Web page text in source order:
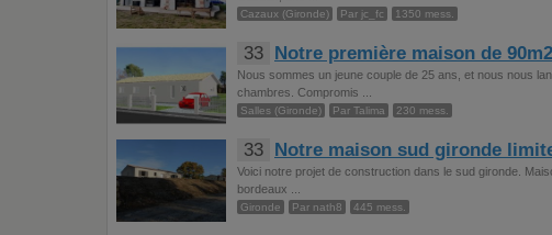
Cazaux (Gironde) Par jc_fc 1350 mess.
33 Notre première maison de 90m2
Nous sommes un jeune couple de 25 ans, et nous nous
chambres. Compromis ...
Salles (Gironde) Par Talima 230 mess.
33 Notre maison sud gironde
Voici notre projet de construction dans le sud gironde.
bordeaux ...
Gironde Par nath8 445 mess.